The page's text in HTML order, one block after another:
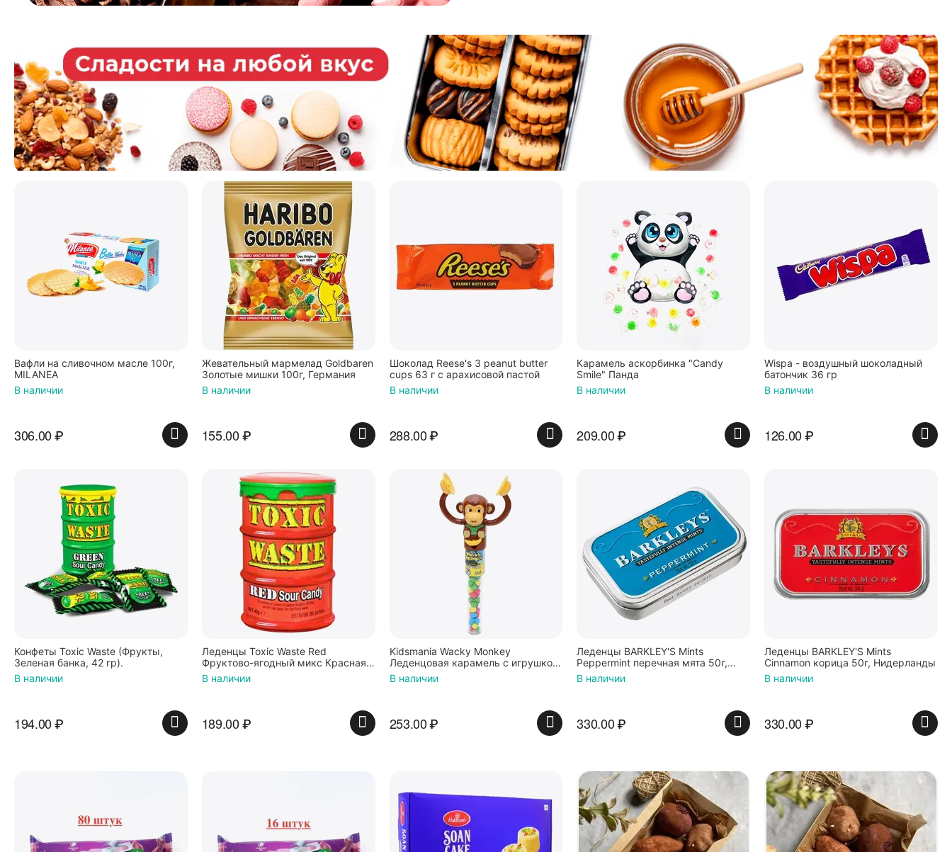
Вафли на сливочном масле 100г,
MILANEA
В наличии
306.00₽
Жевательный мармелад Goldbaren
Золотые мишки 100г, Германия
В наличии
155.00₽
Шоколад Reese's 3 peanut butter
cups 63 г с арахисовой пастой
В наличии
288.00₽
Карамель аскорбинка "Candy
Smile" Панда
В наличии
209.00₽
Wispa - воздушный шоколадный
батончик 36 гр
В наличии
126.00₽
Конфеты Toxic Waste (Фрукты,
Зеленая банка, 42 гр).
В наличии
194.00₽
Леденцы Toxic Waste Red
Фруктово-ягодный микс Красная
банка 42 г, Пакистан
В наличии
189.00₽
Kidsmania Wacky Monkey
Леденцовая карамель с игрушкой
Ваки Манки 12г, Китай
В наличии
253.00₽
Леденцы BARKLEY'S Mints
Peppermint перечная мята 50г,
Нидерланды
В наличии
330.00₽
Леденцы BARKLEY'S Mints
Cinnamon корица 50г, Нидерланды
В наличии
330.00₽